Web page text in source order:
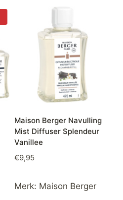
Maison Berger Navulling
Mist Diffuser Splendeur
Vanillee
€9,95
Merk: Maison Berger